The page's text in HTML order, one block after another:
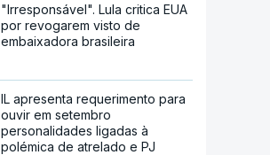
"Irresponsável". Lula critica EUA
por revogarem visto de
embaixadora brasileira
IL apresenta requerimento para
ouvir em setembro
personalidades ligadas à
polémica de atrelado e PJ